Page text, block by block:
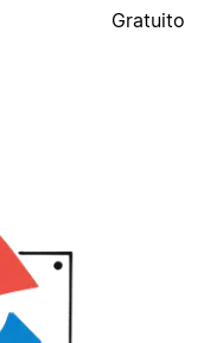
Gratuito